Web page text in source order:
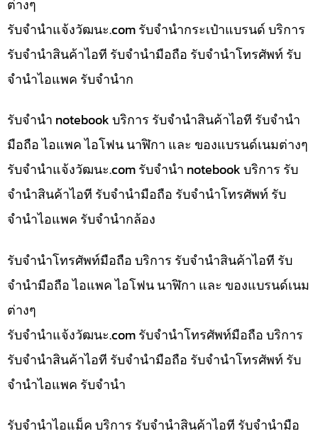
ต่างๆ
รับจํานําแจ้งวัฒนะ.com รับจำนำกระเป๋าแบรนด์ บริการ
รับจำนำสินค้าไอที รับจำนำมือถือ รับจำนำโทรศัพท์ รับ
จำนำไอแพค รับจำนำก
รับจำนำ notebook บริการ รับจำนำสินค้าไอที รับจำนำ
มือถือ ไอแพค ไอโฟน นาฬิกา และ ของแบรนด์เนมต่างๆ
รับจํานําแจ้งวัฒนะ.com รับจำนำ notebook บริการ รับ
จำนำสินค้าไอที รับจำนำมือถือ รับจำนำโทรศัพท์ รับ
จำนำไอแพค รับจำนำกล้อง
รับจำนำโทรศัพท์มือถือ บริการ รับจำนำสินค้าไอที รับ
จำนำมือถือ ไอแพค ไอโฟน นาฬิกา และ ของแบรนด์เนม
ต่างๆ
รับจํานําแจ้งวัฒนะ.com รับจำนำโทรศัพท์มือถือ บริการ
รับจำนำสินค้าไอที รับจำนำมือถือ รับจำนำโทรศัพท์ รับ
จำนำไอแพค รับจำนำ
รับจำนำไอแม็ค บริการ รับจำนำสินค้าไอที รับจำนำมือ